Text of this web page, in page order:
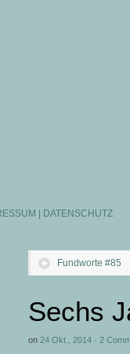
| DATENSCHUTZ
Fundworte #85
Sechs
on 24 Okt., 2014 · 2